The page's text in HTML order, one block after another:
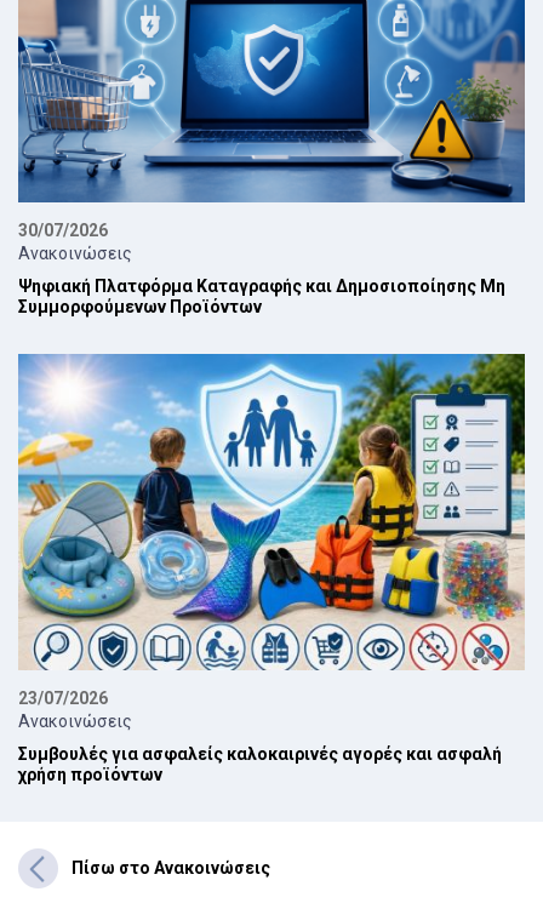
30/07/2026
Ανακοινώσεις
Ψηφιακή Πλατφόρμα Καταγραφής και Δημοσιοποίησης Μη
Συμμορφούμενων Προϊόντων
23/07/2026
Ανακοινώσεις
Συμβουλές για ασφαλείς καλοκαιρινές αγορές και ασφαλή
χρήση προϊόντων
Πίσω στο Ανακοινώσεις